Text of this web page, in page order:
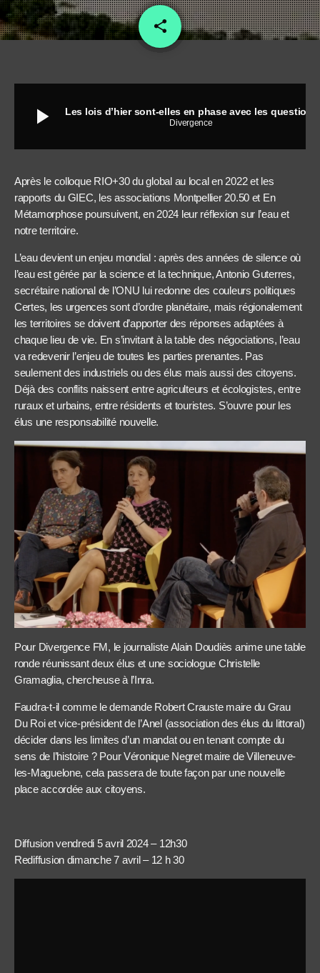
share
email
play_arrow Divergence
Après le colloque RIO+30 du global au local en 2022 et les
rapports du GIEC, les associations Montpellier 20.50 et En
Métamorphose poursuivent, en 2024 leur réflexion sur l’eau et
notre territoire.
L’eau devient un enjeu mondial : après des années de silence où
l’eau est gérée par la science et la technique, Antonio Guterres,
secrétaire national de l’ONU lui redonne des couleurs politiques
Certes, les urgences sont d’ordre planétaire, mais régionalement
les territoires se doivent d’apporter des réponses adaptées à
chaque lieu de vie. En s’invitant à la table des négociations, l’eau
va redevenir l’enjeu de toutes les parties prenantes. Pas
seulement des industriels ou des élus mais aussi des citoyens.
Déjà des conflits naissent entre agriculteurs et écologistes, entre
ruraux et urbains, entre résidents et touristes. S’ouvre pour les
élus une responsabilité nouvelle.
Pour Divergence FM, le journaliste Alain Doudiès anime une table
ronde réunissant deux élus et une sociologue Christelle
Gramaglia, chercheuse à l’Inra.
Faudra-t-il comme le demande Robert Crauste maire du Grau
Du Roi et vice-président de l’Anel (association des élus du littoral)
décider dans les limites d’un mandat ou en tenant compte du
sens de l’histoire ? Pour Véronique Negret maire de Villeneuve-
les-Maguelone, cela passera de toute façon par une nouvelle
place accordée aux citoyens.
Diffusion vendredi 5 avril 2024 – 12h30
Rediffusion dimanche 7 avril – 12 h 30